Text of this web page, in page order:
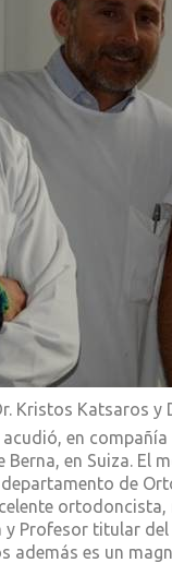
Kristos Katsaros y
en
en Suiza. El
de
ortodoncista,
Profesor titular
además es un